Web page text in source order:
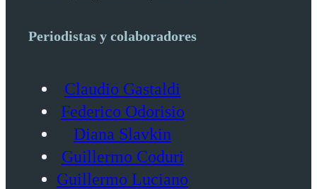
Periodistas y colaboradores
Claudio Gastaldi
Federico Odorisio
Diana Slavkin
Guillermo Coduri
Guillermo Luciano